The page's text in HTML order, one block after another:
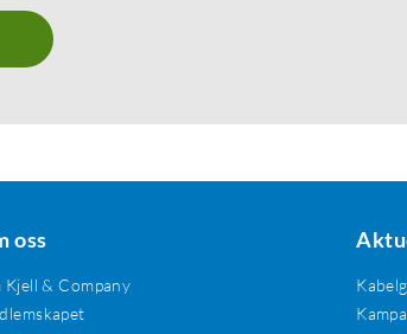
oss
Kjell & Company